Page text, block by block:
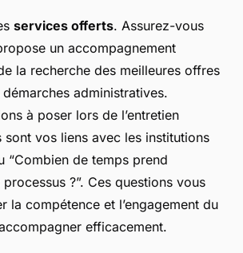
services offerts. Assurez-vous
un accompagnement
la recherche des meilleures offres
administratives.
à poser lors de l’entretien
sont vos liens avec les institutions
“Combien de temps prend
?”. Ces questions vous
la compétence et l’engagement du
efficacement.